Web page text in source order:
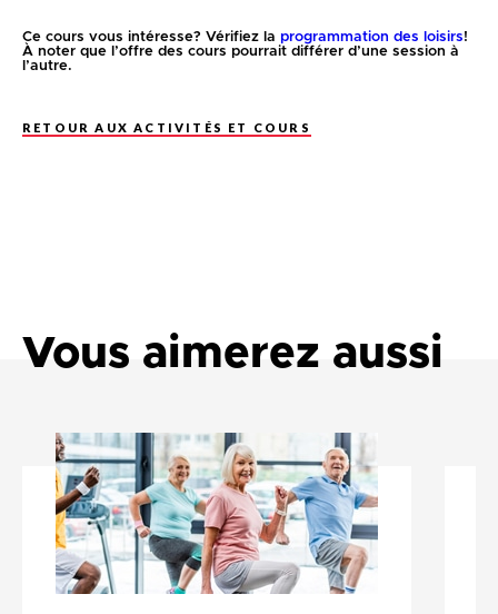
Ce cours vous intéresse? Vérifiez la programmation des loisirs!
À noter que l’offre des cours pourrait différer d’une session à
l’autre.
RETOUR AUX ACTIVITÉS ET COURS
Vous aimerez aussi